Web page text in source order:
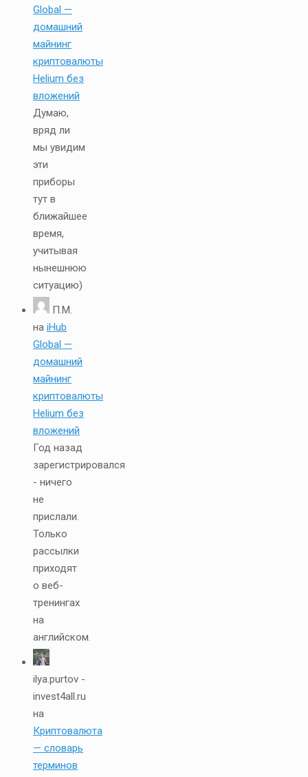
Global —
домашний
майнинг
криптовалюты
Helium без
вложений
Думаю,
вряд ли
мы увидим
эти
приборы
тут в
ближайшее
время,
учитывая
нынешнюю
ситуацию)
П.М.
на iHub
Global —
домашний
майнинг
криптовалюты
Helium без
вложений
Год назад
зарегистрировался
- ничего
не
прислали.
Только
рассылки
приходят
о веб-
тренингах
на
английском.
ilya.purtov -
invest4all.ru
на
Криптовалюта
— словарь
терминов